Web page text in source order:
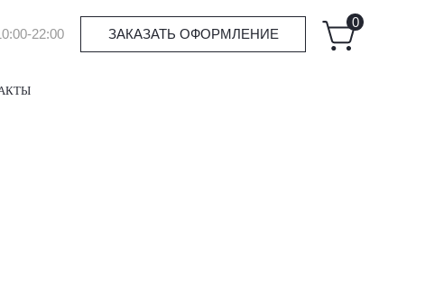
22:00 ЗАКАЗАТЬ ОФОРМЛЕНИЕ
0